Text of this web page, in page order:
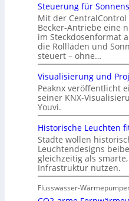
Steuerung für
Mit der CentralControl
Becker-Antriebe eine
im Steckdosenformat
die Rollläden und
steuert – ohne…
Visualisierung und
Peaknx veröffentlicht
seiner KNX-
Youvi.
Historische Leuchten
Städte wollen
Leuchtendesigns
gleichzeitig als
Infrastruktur nutzen.
Flusswasser-